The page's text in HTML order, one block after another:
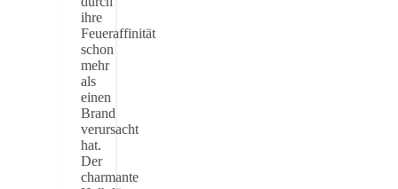
ihre
Feueraffinität
schon
mehr
als
einen
Brand
verursacht
hat.
Der
charmante